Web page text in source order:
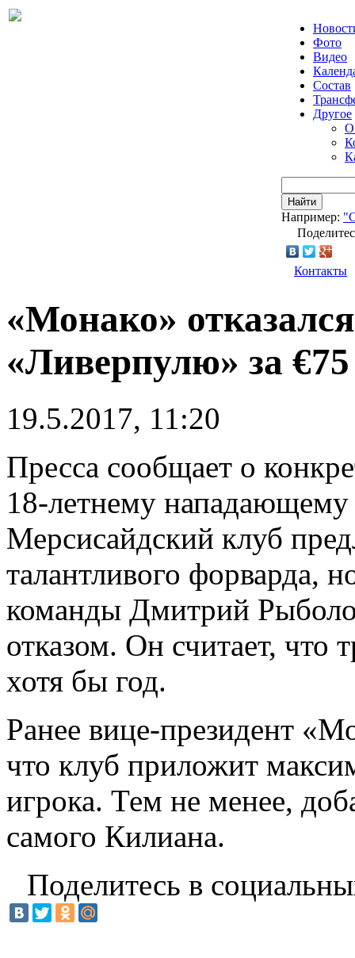
Фото
Видео
Состав
Другое
О
Найти
Например:
Контакты
«Монако»
«Ливерпулю» за
19.5.2017, 11:20
Пресса сообщает о
18-летнему
Мерсисайдский клуб
талантливого форварда,
команды Дмитрий
отказом. Он считает, что
хотя бы год.
Ранее вице-президент
что клуб приложит
игрока. Тем не менее,
самого Килиана.
Поделитесь в